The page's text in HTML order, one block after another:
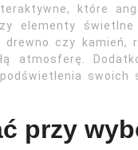
które
elementy
czy kamień,
atmosferę.
przy